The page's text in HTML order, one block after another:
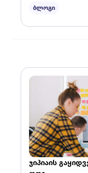
ბლოგი
ჯიპიაის